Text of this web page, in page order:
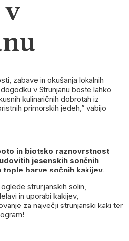
zabave in okušanja lokalnih
v Strunjanu boste lahko
kulinaričnih dobrotah iz
primorskih jedeh,” vabijo
in biotsko raznovrstnost
jesenskih sončnih
tople barve sočnih kakijev.
strunjanskih solin,
in uporabi kakijev,
za največji strunjanski kaki ter